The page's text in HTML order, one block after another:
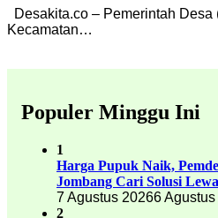
Desakita.co – Pemerintah Desa
Kecamatan…
Populer Minggu Ini
1
Harga Pupuk Naik,
Jombang Cari Solusi
7 Agustus 20266
2